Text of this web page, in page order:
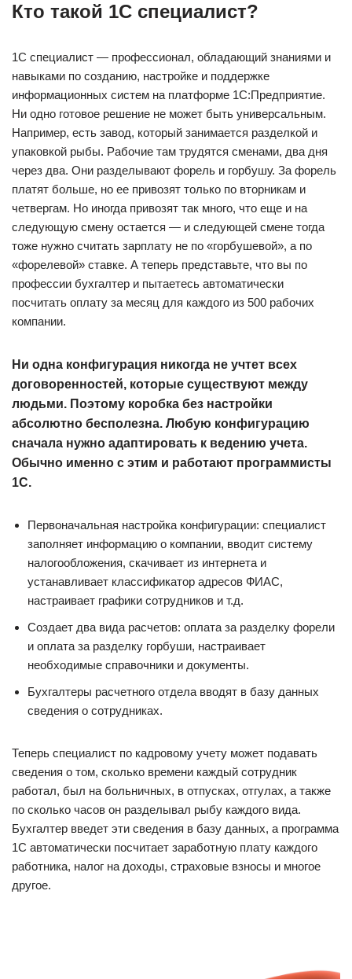
Кто такой 1С специалист?
1С специалист — профессионал, обладающий знаниями и
навыками по созданию, настройке и поддержке
информационных систем на платформе 1С:Предприятие.
Ни одно готовое решение не может быть универсальным.
Например, есть завод, который занимается разделкой и
упаковкой рыбы. Рабочие там трудятся сменами, два дня
через два. Они разделывают форель и горбушу. За форель
платят больше, но ее привозят только по вторникам и
четвергам. Но иногда привозят так много, что еще и на
следующую смену остается — и следующей смене тогда
тоже нужно считать зарплату не по «горбушевой», а по
«форелевой» ставке. А теперь представьте, что вы по
профессии бухгалтер и пытаетесь автоматически
посчитать оплату за месяц для каждого из 500 рабочих
компании.
Ни одна конфигурация никогда не учтет всех
договоренностей, которые существуют между
людьми. Поэтому коробка без настройки
абсолютно бесполезна. Любую конфигурацию
сначала нужно адаптировать к ведению учета.
Обычно именно с этим и работают программисты
1С.
Первоначальная настройка конфигурации: специалист
заполняет информацию о компании, вводит систему
налогообложения, скачивает из интернета и
устанавливает классификатор адресов ФИАС,
настраивает графики сотрудников и т.д.
Создает два вида расчетов: оплата за разделку форели
и оплата за разделку горбуши, настраивает
необходимые справочники и документы.
Бухгалтеры расчетного отдела вводят в базу данных
сведения о сотрудниках.
Теперь специалист по кадровому учету может подавать
сведения о том, сколько времени каждый сотрудник
работал, был на больничных, в отпусках, отгулах, а также
по сколько часов он разделывал рыбу каждого вида.
Бухгалтер введет эти сведения в базу данных, а программа
1С автоматически посчитает заработную плату каждого
работника, налог на доходы, страховые взносы и многое
другое.